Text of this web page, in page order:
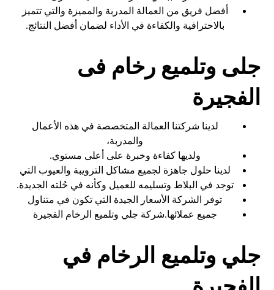
أفضل فريق من العمالة المدربة والمميزة والتي تتميز
بالاحترافية والكفاءة في الأداء لضمان أفضل النتائج.
جلى وتلميع رخام فى
الفجيرة
لدينا شركتنا العمالة المتخصصة في هذه الأعمال
والمدربة،
ولديها كفاءة وخبرة على أعلى مستوي.
لدينا حلول جاهزة لجميع مشاكل الترويبة والعيوب التي
توجد في البلاط وتسليمه للعميل وكأنه في حُلته الجديدة.
توفر الشركة الأسعار الجيدة التي تكون في متناول
جميع عملائها.شركة جلي وتلميع الرخام الفجيرة
جلي وتلميع الرخام في